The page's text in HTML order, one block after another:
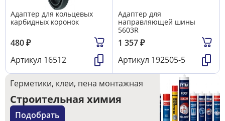
Адаптер для кольцевых
карбидных коронок
480₽
Артикул 16512
Адаптер для
направляющей шины
5603R
1 357₽
Артикул 192505-5
Герметики, клеи, пена монтажная
Строительная химия
Подобрать